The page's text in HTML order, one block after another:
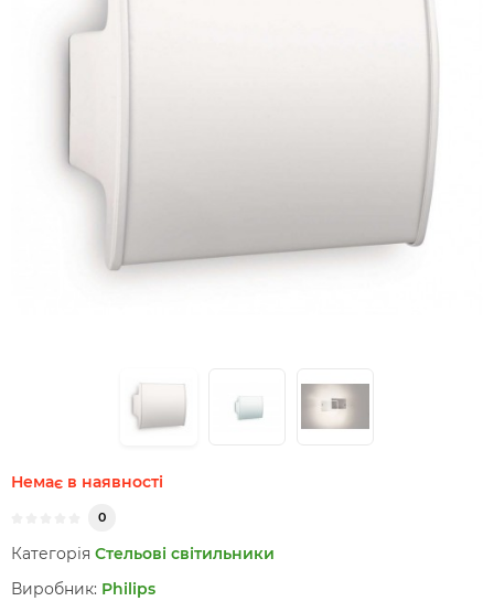
Немає в наявності
0
Категорія Стельові світильники
Виробник: Philips